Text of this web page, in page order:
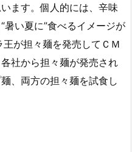
ます。個人的には、辛味
暑い夏に”食べるイメージが
が担々麺を発売してＣＭ
社から担々麺が発売され
、両方の担々麺を試食し